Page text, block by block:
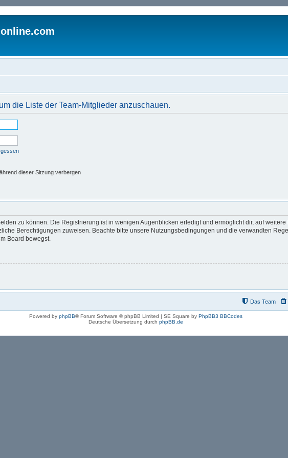
die Liste der Team-Mitglieder anzuschauen.
dieser Sitzung verbergen
zu können. Die Registrierung ist in wenigen Augenblicken erledigt und ermöglicht dir, auf
Berechtigungen zuweisen. Beachte bitte unsere Nutzungsbedingungen und die verwandten
Board bewegst.
Das Team
Powered by phpBB® Forum Software © phpBB Limited | SE Square by PhpBB3 BBCodes
Deutsche Übersetzung durch phpBB.de